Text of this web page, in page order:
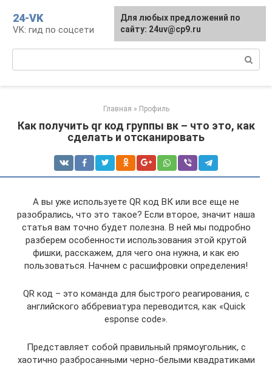
контенту
24-VK
VK: гид по соцсети
Главная » Профиль
Как получить qr код группы вк – что это, как
сделать и отсканировать
А вы уже используете QR код ВК или все еще не
разобрались, что это такое? Если второе, значит наша
статья вам точно будет полезна. В ней мы подробно
разберем особенности использования этой крутой
фишки, расскажем, для чего она нужна, и как ею
пользоваться. Начнем с расшифровки определения!
QR код – это команда для быстрого реагирования, с
английского аббревиатура переводится, как «Quick
esponse code».
Представляет собой правильный прямоугольник, с
хаотично разбросанными черно-белыми квадратиками
Для любых предложений по
сайту: 24uv@cp9.ru